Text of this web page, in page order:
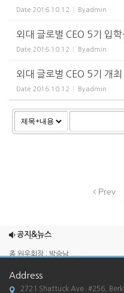
Date 2016.10.12 Byadmin
외대 글로벌 CEO 5기 입
Date 2016.10.12 Byadmin
외대 글로벌 CEO 5기 개
Date 2016.10.12 Byadmin
Prev
공지&뉴스
2024 송년회
총 원우회장 : 박승남 ...
[한국외대 경영대학원 G-CEO SF총원
Address
2721 Shattuck Ave. #256,